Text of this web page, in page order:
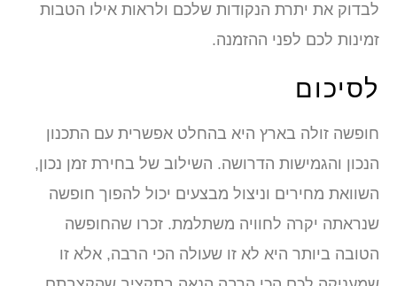
לבדוק את יתרת הנקודות שלכם ולראות אילו הטבות
זמינות לכם לפני ההזמנה.
לסיכום
חופשה זולה בארץ היא בהחלט אפשרית עם התכנון
הנכון והגמישות הדרושה. השילוב של בחירת זמן נכון,
השוואת מחירים וניצול מבצעים יכול להפוך חופשה
שנראתה יקרה לחוויה משתלמת. זכרו שהחופשה
הטובה ביותר היא לא זו שעולה הכי הרבה, אלא זו